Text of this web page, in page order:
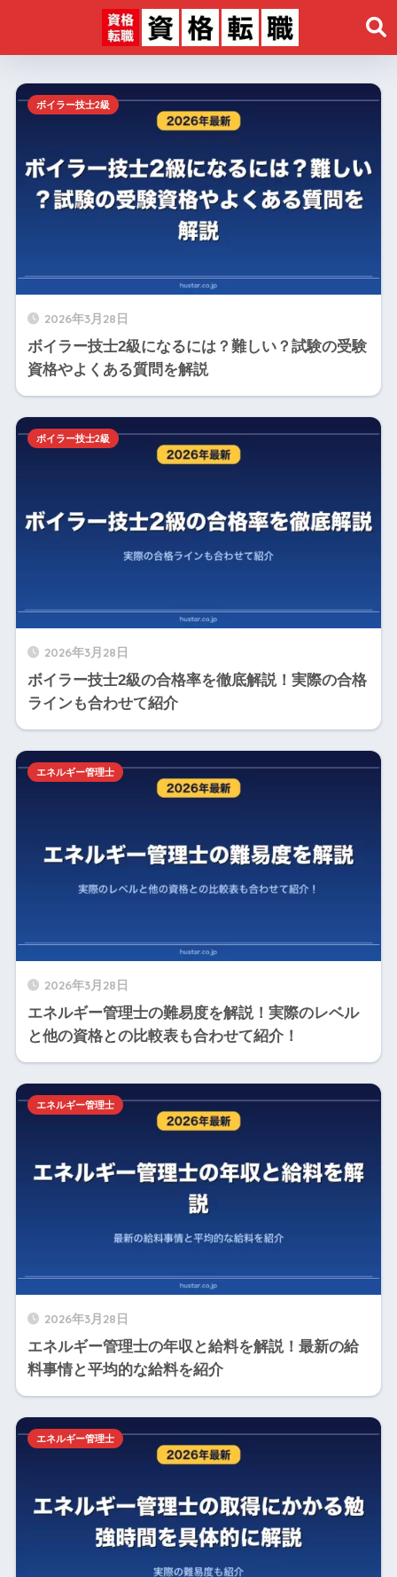
2026年3月28日
ボイラー技士2級になるには？難しい？試験の受験
資格やよくある質問を解説
ボイラー技士2級
2026年3月28日
ボイラー技士2級の合格率を徹底解説！実際の合格
ラインも合わせて紹介
ボイラー技士2級
2026年3月28日
エネルギー管理士の難易度を解説！実際のレベル
と他の資格との比較表も合わせて紹介！
エネルギー管理士
2026年3月28日
エネルギー管理士の年収と給料を解説！最新の給
料事情と平均的な給料を紹介
エネルギー管理士
エネルギー管理士